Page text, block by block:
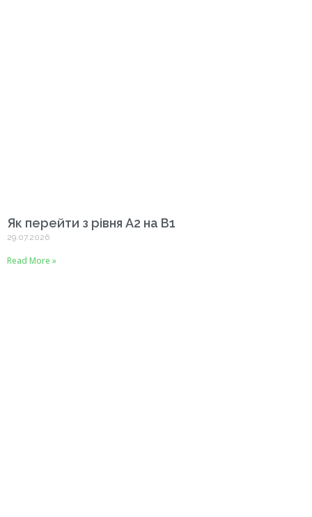
Як перейти з рівня A2 на B1
29.07.2026
Read More »